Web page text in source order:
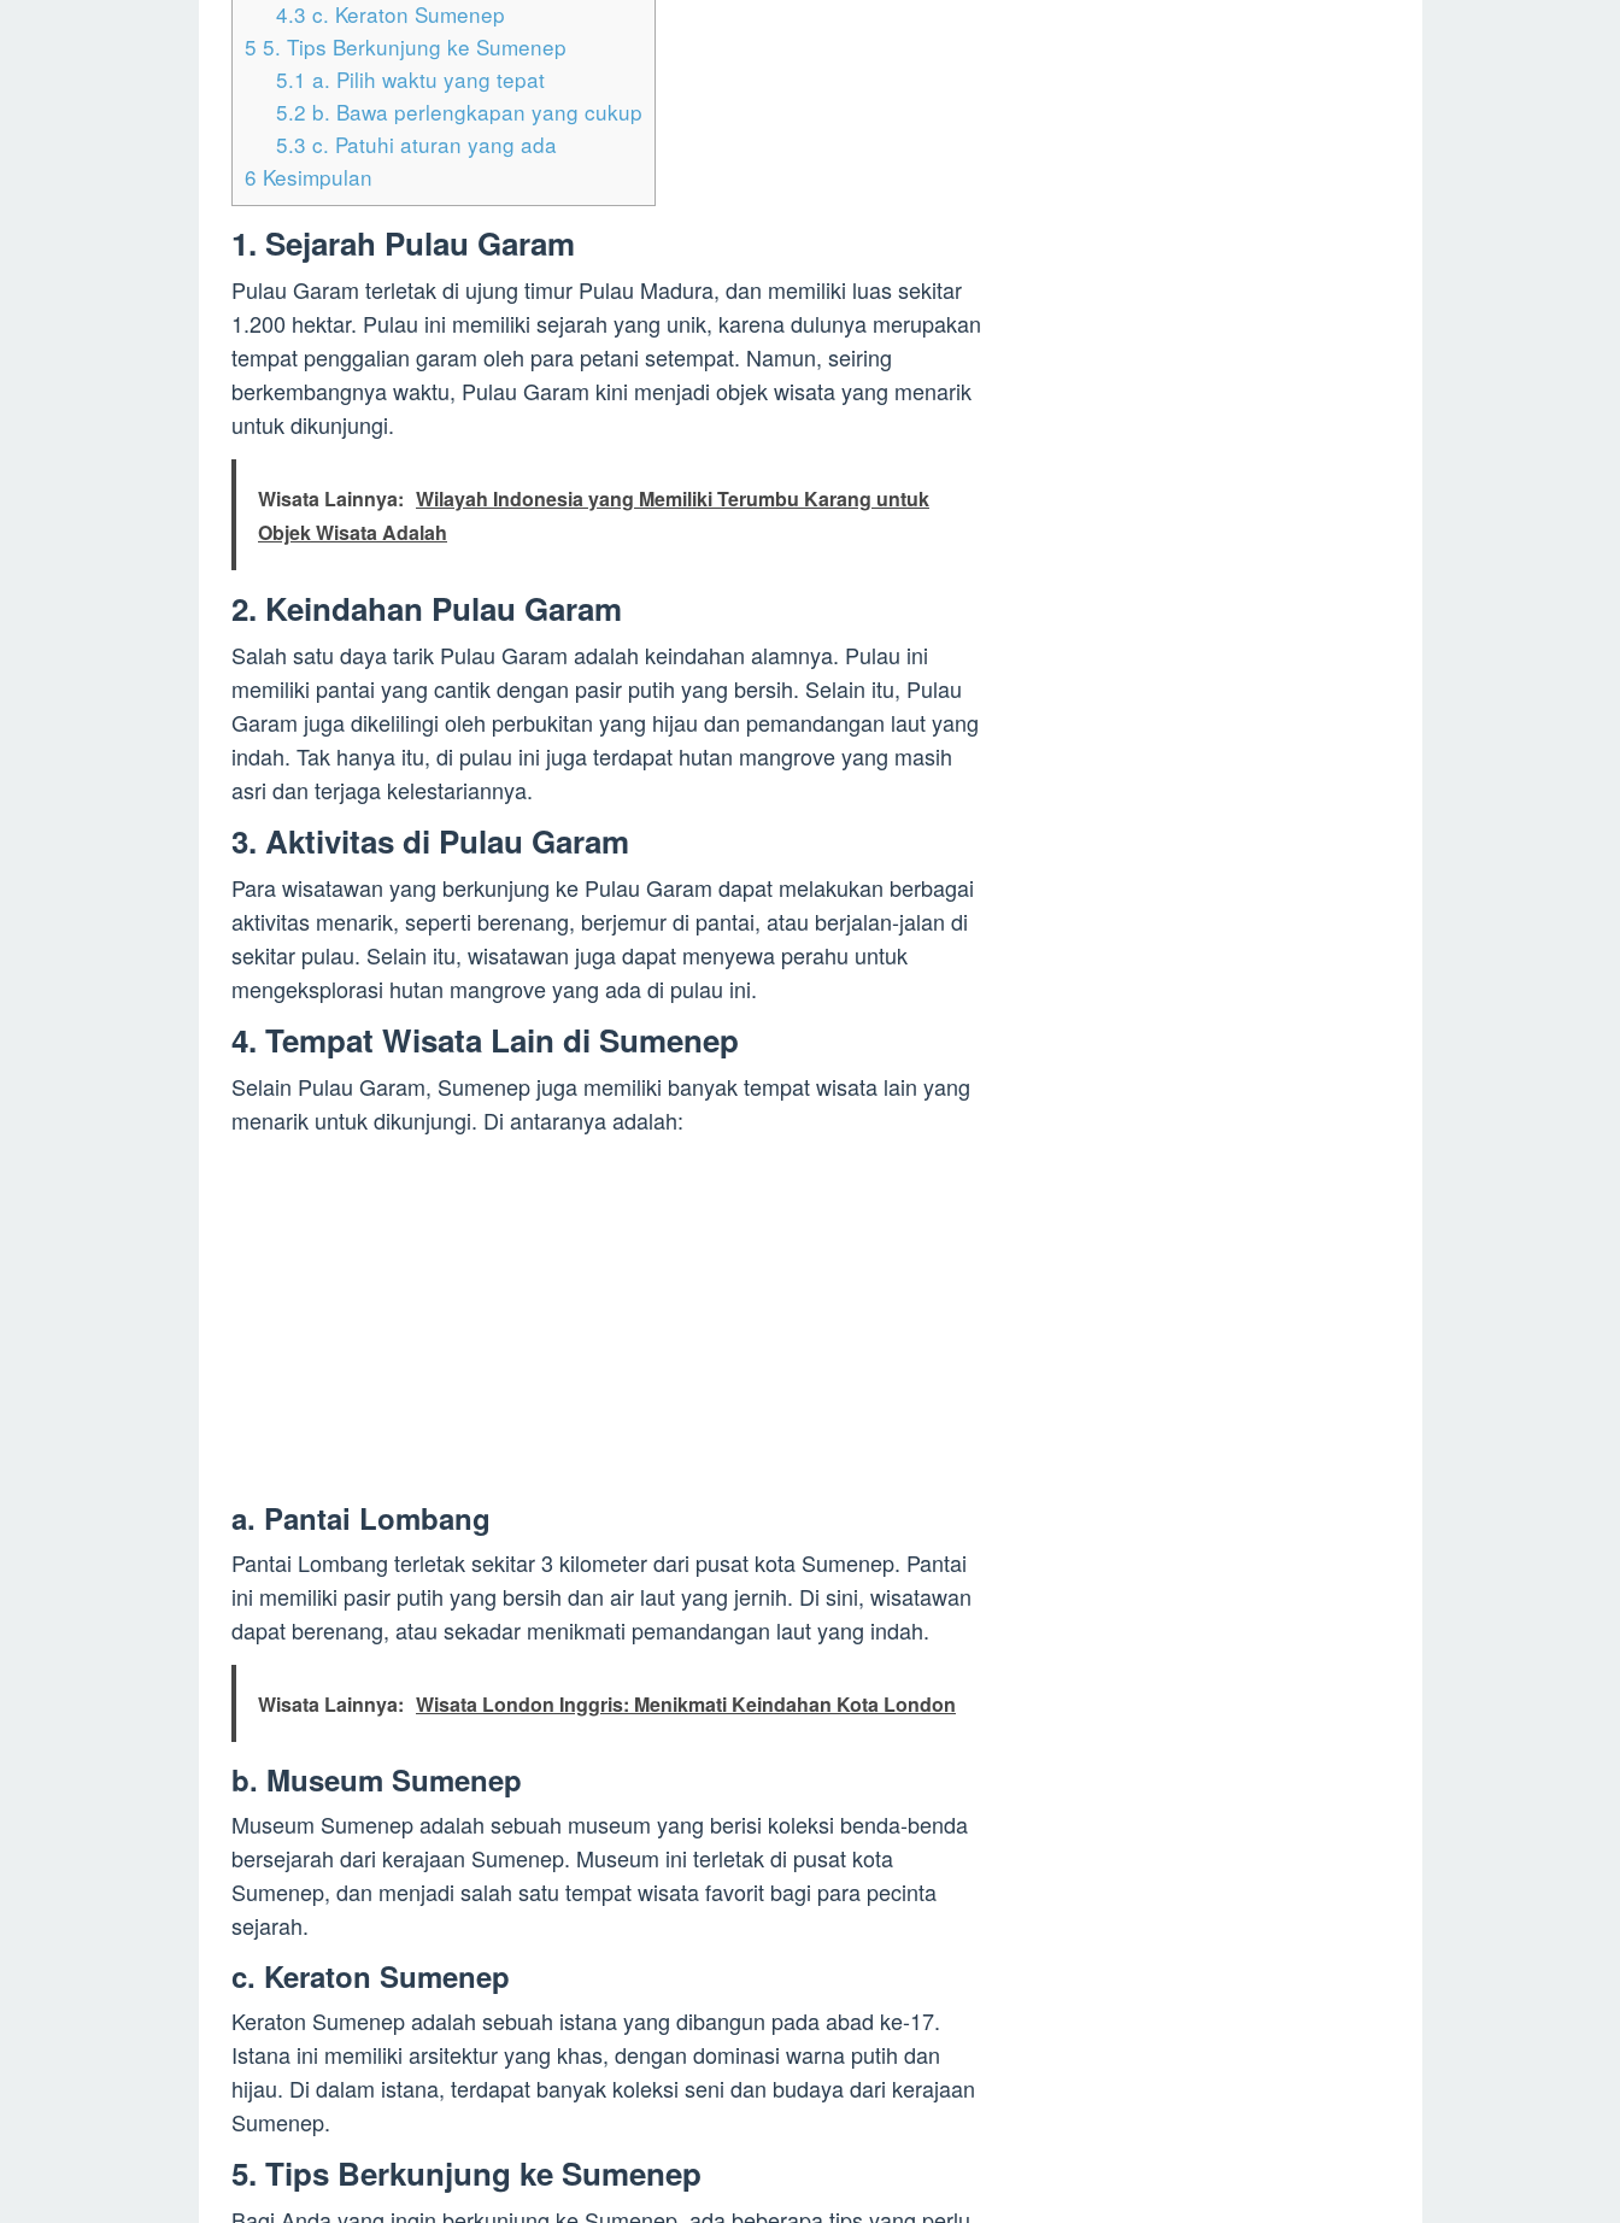
4.3 c. Keraton Sumenep
5 5. Tips Berkunjung ke Sumenep
5.1 a. Pilih waktu yang tepat
5.2 b. Bawa perlengkapan yang cukup
5.3 c. Patuhi aturan yang ada
6 Kesimpulan
1. Sejarah Pulau Garam
Pulau Garam terletak di ujung timur Pulau Madura, dan memiliki luas sekitar
1.200 hektar. Pulau ini memiliki sejarah yang unik, karena dulunya merupakan
tempat penggalian garam oleh para petani setempat. Namun, seiring
berkembangnya waktu, Pulau Garam kini menjadi objek wisata yang menarik
untuk dikunjungi.
Wisata Lainnya: Wilayah Indonesia yang Memiliki Terumbu Karang untuk
Objek Wisata Adalah
2. Keindahan Pulau Garam
Salah satu daya tarik Pulau Garam adalah keindahan alamnya. Pulau ini
memiliki pantai yang cantik dengan pasir putih yang bersih. Selain itu, Pulau
Garam juga dikelilingi oleh perbukitan yang hijau dan pemandangan laut yang
indah. Tak hanya itu, di pulau ini juga terdapat hutan mangrove yang masih
asri dan terjaga kelestariannya.
3. Aktivitas di Pulau Garam
Para wisatawan yang berkunjung ke Pulau Garam dapat melakukan berbagai
aktivitas menarik, seperti berenang, berjemur di pantai, atau berjalan-jalan di
sekitar pulau. Selain itu, wisatawan juga dapat menyewa perahu untuk
mengeksplorasi hutan mangrove yang ada di pulau ini.
4. Tempat Wisata Lain di Sumenep
Selain Pulau Garam, Sumenep juga memiliki banyak tempat wisata lain yang
menarik untuk dikunjungi. Di antaranya adalah:
a. Pantai Lombang
Pantai Lombang terletak sekitar 3 kilometer dari pusat kota Sumenep. Pantai
ini memiliki pasir putih yang bersih dan air laut yang jernih. Di sini, wisatawan
dapat berenang, atau sekadar menikmati pemandangan laut yang indah.
Wisata Lainnya: Wisata London Inggris: Menikmati Keindahan Kota London
b. Museum Sumenep
Museum Sumenep adalah sebuah museum yang berisi koleksi benda-benda
bersejarah dari kerajaan Sumenep. Museum ini terletak di pusat kota
Sumenep, dan menjadi salah satu tempat wisata favorit bagi para pecinta
sejarah.
c. Keraton Sumenep
Keraton Sumenep adalah sebuah istana yang dibangun pada abad ke-17.
Istana ini memiliki arsitektur yang khas, dengan dominasi warna putih dan
hijau. Di dalam istana, terdapat banyak koleksi seni dan budaya dari kerajaan
Sumenep.
5. Tips Berkunjung ke Sumenep